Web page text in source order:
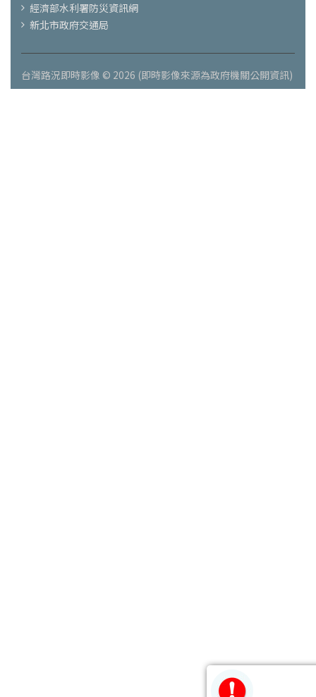
經濟部水利署防災資訊網
新北市政府交通局
台灣路況即時影像 © 2026 (即時影像來源為政府機關公開資訊)